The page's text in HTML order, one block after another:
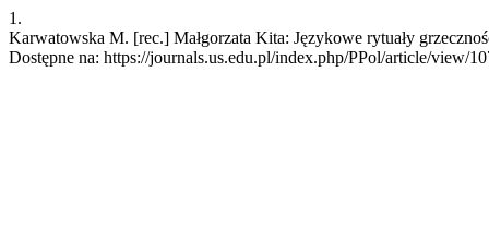
1.
Karwatowska M. [rec.] Małgorzata Kita: Językowe rytuały
Dostępne na: https://journals.us.edu.pl/index.php/PPol/article/view/